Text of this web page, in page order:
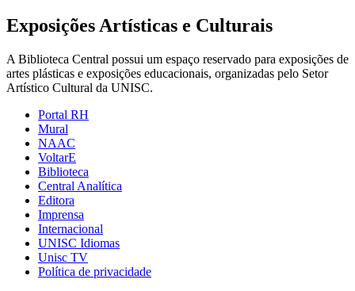
Exposições Artísticas e Culturais
A Biblioteca Central possui um espaço reservado para exposições de
artes plásticas e exposições educacionais, organizadas pelo Setor
Artístico Cultural da UNISC.
Portal RH
Mural
NAAC
VoltarE
Biblioteca
Central Analítica
Editora
Imprensa
Internacional
UNISC Idiomas
Unisc TV
Política de privacidade